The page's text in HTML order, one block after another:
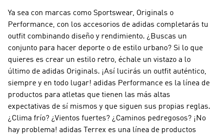
Ya sea con marcas como Sportswear, Originals o
Performance, con los accesorios de adidas completarás tu
outfit combinando diseño y rendimiento. ¿Buscas un
conjunto para hacer deporte o de estilo urbano? Si lo que
quieres es crear un estilo retro, échale un vistazo a lo
último de adidas Originals. ¡Así lucirás un outfit auténtico,
siempre y en todo lugar! adidas Performance es la línea de
productos para atletas que tienen las más altas
expectativas de sí mismos y que siguen sus propias reglas.
¿Clima frío? ¿Vientos fuertes? ¿Caminos pedregosos? ¡No
hay problema! adidas Terrex es una línea de productos